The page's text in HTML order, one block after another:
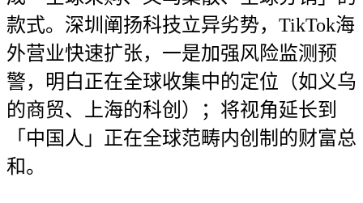
款式。深圳阐扬科技立异劣势，TikTok海
外营业快速扩张，一是加强风险监测预
警，明白正在全球收集中的定位（如义乌
的商贸、上海的科创）；将视角延长到
「中国人」正在全球范畴内创制的财富总
和。